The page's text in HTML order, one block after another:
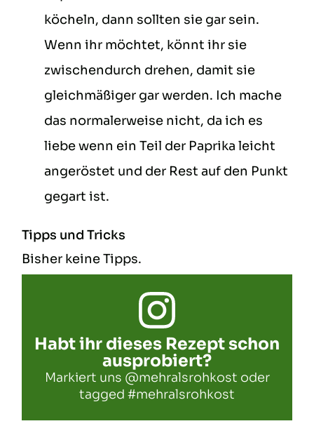
köcheln, dann sollten sie gar sein.
Wenn ihr möchtet, könnt ihr sie
zwischendurch drehen, damit sie
gleichmäßiger gar werden. Ich mache
das normalerweise nicht, da ich es
liebe wenn ein Teil der Paprika leicht
angeröstet und der Rest auf den Punkt
gegart ist.
Tipps und Tricks
Bisher keine Tipps.
Habt ihr dieses Rezept schon
ausprobiert?
Markiert uns @mehralsrohkost oder
tagged #mehralsrohkost